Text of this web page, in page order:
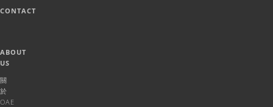
CONTACT
ABOUT
US
關
於
OAE